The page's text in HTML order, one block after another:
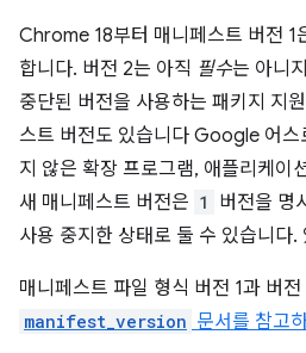
Chrome 18부터 매니페스트 버전 1
합니다. 버전 2는 아직 필수는 아니
중단된 버전을 사용하는 패키지 지
스트 버전도 있습니다 Google 어스
지 않은 확장 프로그램, 애플리케이
새 매니페스트 버전은 1
버전을 명
사용 중지한 상태로 둘 수 있습니다.
매니페스트 파일 형식 버전 1과 버
manifest_version 문서를 참고